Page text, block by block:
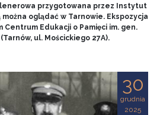
przygotowana przez Instytut
oglądać w Tarnowie. Ekspozycja
Centrum Edukacji o Pamięci im. gen.
ul. Mościckiego 27A).
30
grudnia
2025